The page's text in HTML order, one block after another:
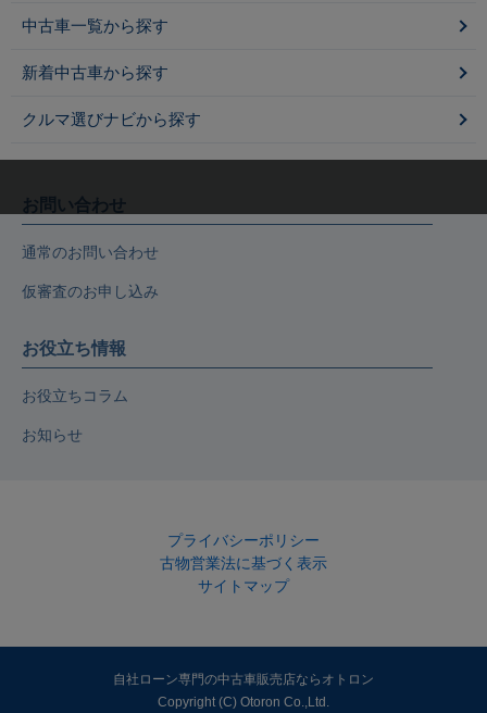
中古車一覧から探す
新着中古車から探す
クルマ選びナビから探す
お問い合わせ
通常のお問い合わせ
仮審査のお申し込み
お役立ち情報
お役立ちコラム
お知らせ
プライバシーポリシー
古物営業法に基づく表示
サイトマップ
自社ローン専門の中古車販売店ならオトロン
Copyright (C) Otoron Co.,Ltd.